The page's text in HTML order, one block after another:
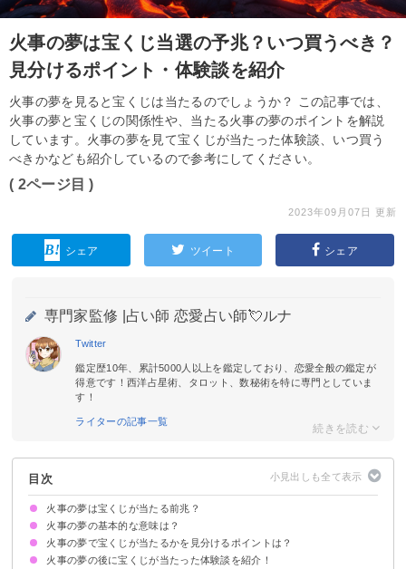
火事の夢は宝くじ当選の予兆？いつ買うべき？
見分けるポイント・体験談を紹介
火事の夢を見ると宝くじは当たるのでしょうか？ この記事では、
火事の夢と宝くじの関係性や、当たる火事の夢のポイントを解説
しています。火事の夢を見て宝くじが当たった体験談、いつ買う
べきかなども紹介しているので参考にしてください。
( 2ページ目 )
2023年09月07日 更新
シェア ツイート シェア
専門家監修 | 占い師 恋愛占い師💘ルナ
Twitter
鑑定歴10年、累計5000人以上を鑑定しており、恋愛全般の鑑定が
得意です！西洋占星術、タロット、数秘術を特に専門としていま
す！
ライターの記事一覧
目次
火事の夢は宝くじが当たる前兆？
火事の夢の基本的な意味は？
運気上昇・情熱の暗示
ただし夢の内容次第では金運が下がっているかも
火事の夢で宝くじが当たるかを見分けるポイントは？
①火の勢いが強いかどうか
②火事がどこで起こったか
③火事の際の状況・行動がどうだったか
火事の夢の後に宝くじが当たった体験談を紹介！